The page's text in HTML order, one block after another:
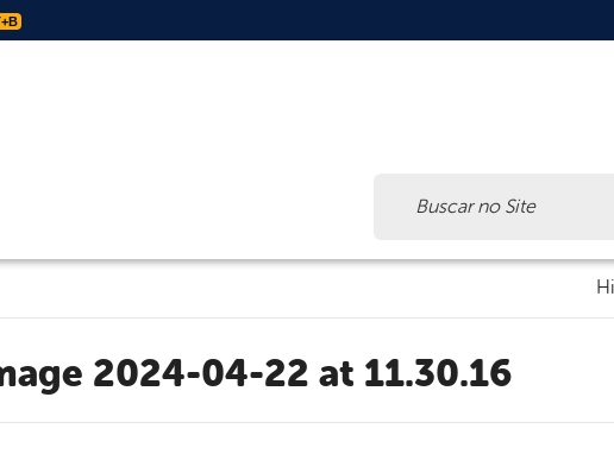
2024-04-22 at 11.30.16